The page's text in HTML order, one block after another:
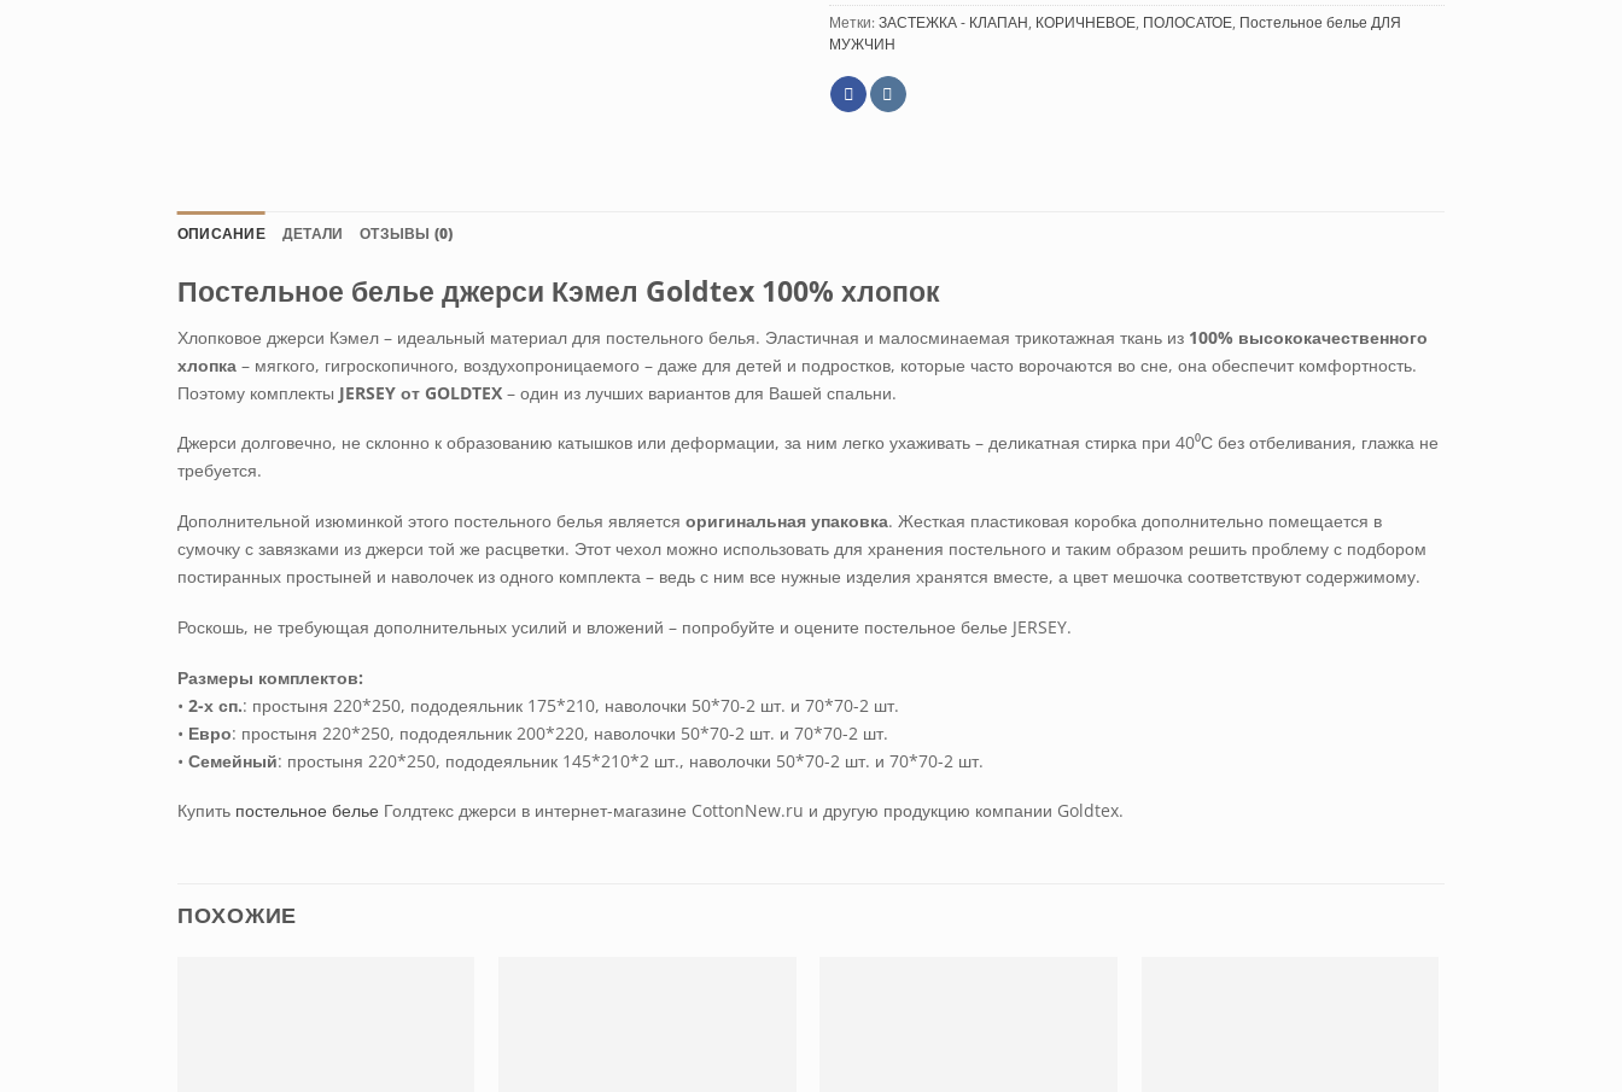
Метки: ЗАСТЕЖКА - КЛАПАН, КОРИЧНЕВОЕ, ПОЛОСАТОЕ, Постельное белье ДЛЯ
МУЖЧИН
ОПИСАНИЕ ДЕТАЛИ ОТЗЫВЫ (0)
Постельное белье джерси Кэмел Goldtex 100% хлопок
Хлопковое джерси Кэмел – идеальный материал для постельного белья. Эластичная и малосминаемая трикотажная ткань из 100% высококачественного
хлопка – мягкого, гигроскопичного, воздухопроницаемого – даже для детей и подростков, которые часто ворочаются во сне, она обеспечит комфортность.
Поэтому комплекты JERSEY от GOLDTEX – один из лучших вариантов для Вашей спальни.
Джерси долговечно, не склонно к образованию катышков или деформации, за ним легко ухаживать – деликатная стирка при 40⁰С без отбеливания, глажка не
требуется.
Дополнительной изюминкой этого постельного белья является оригинальная упаковка. Жесткая пластиковая коробка дополнительно помещается в
сумочку с завязками из джерси той же расцветки. Этот чехол можно использовать для хранения постельного и таким образом решить проблему с подбором
постиранных простыней и наволочек из одного комплекта – ведь с ним все нужные изделия хранятся вместе, а цвет мешочка соответствуют содержимому.
Роскошь, не требующая дополнительных усилий и вложений – попробуйте и оцените постельное белье JERSEY.
Размеры комплектов:
• 2-х сп.: простыня 220*250, пододеяльник 175*210, наволочки 50*70-2 шт. и 70*70-2 шт.
• Евро: простыня 220*250, пододеяльник 200*220, наволочки 50*70-2 шт. и 70*70-2 шт.
• Семейный: простыня 220*250, пододеяльник 145*210*2 шт., наволочки 50*70-2 шт. и 70*70-2 шт.
Купить постельное белье Голдтекс джерси в интернет-магазине CottonNew.ru и другую продукцию компании Goldtex.
ПОХОЖИЕ